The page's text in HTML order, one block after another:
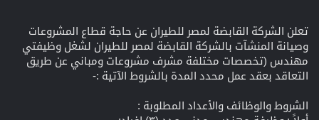
تعلن الشركة القابضة لمصر للطيران عن حاجة قطاع المشروعات
وصيانة المنشآت بالشركة القابضة لمصر للطيران لشغل وظيفتي
مهندس (تخصصات مختلفة مشرف مشروعات ومباني عن طريق
التعاقد بعقد عمل محدد المدة بالشروط الآتية :-
الشروط والوظائف والأعداد المطلوبة :